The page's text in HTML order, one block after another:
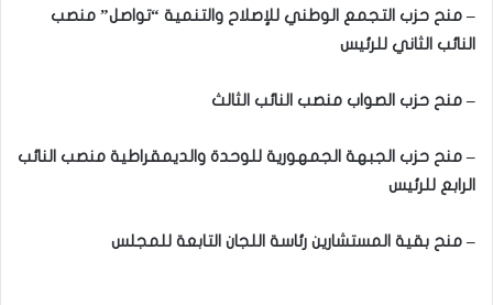
– منح حزب التجمع الوطني للإصلاح والتنمية “تواصل” منصب
النائب الثاني للرئيس
– منح حزب الصواب منصب النائب الثالث
– منح حزب الجبهة الجمهورية للوحدة والديمقراطية منصب النائب
الرابع للرئيس
– منح بقية المستشارين رئاسة اللجان التابعة للمجلس